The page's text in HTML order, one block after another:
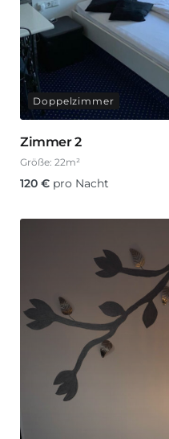
Doppelzimmer
Zimmer 2
Größe: 22m²
120 € pro Nacht